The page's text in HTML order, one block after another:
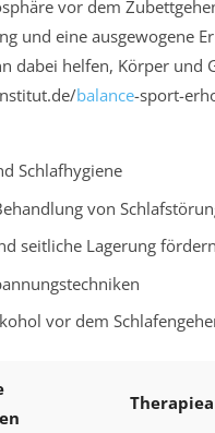
vor dem
und eine ausgewogene
dabei helfen, Körper und
balance-sport-
Schlafhygiene
von
seitliche Lagerung
vor dem